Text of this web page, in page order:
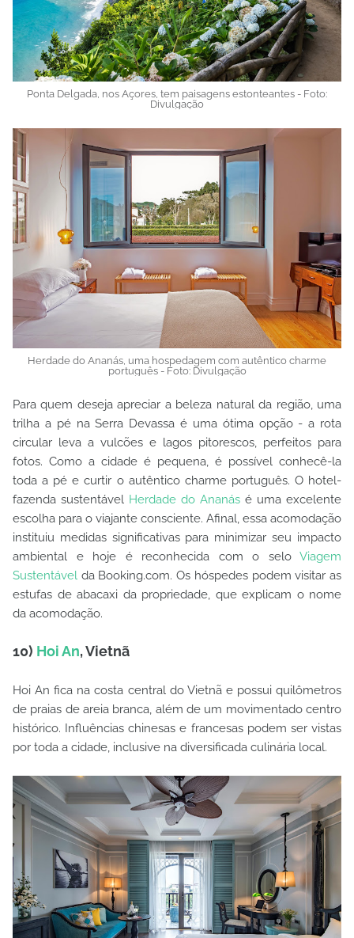
Ponta Delgada, nos Açores, tem paisagens estonteantes - Foto:
Divulgação
Herdade do Ananás, uma hospedagem com autêntico charme
português - Foto: Divulgação
Para quem deseja apreciar a beleza natural da região, uma
trilha a pé na Serra Devassa é uma ótima opção - a rota
circular leva a vulcões e lagos pitorescos, perfeitos para
fotos. Como a cidade é pequena, é possível conhecê-la
toda a pé e curtir o autêntico charme português. O hotel-
fazenda sustentável Herdade do Ananás é uma excelente
escolha para o viajante consciente. Afinal, essa acomodação
instituiu medidas significativas para minimizar seu impacto
ambiental e hoje é reconhecida com o selo Viagem
Sustentável da Booking.com. Os hóspedes podem visitar as
estufas de abacaxi da propriedade, que explicam o nome
da acomodação.
10) Hoi An, Vietnã
Hoi An fica na costa central do Vietnã e possui quilômetros
de praias de areia branca, além de um movimentado centro
histórico. Influências chinesas e francesas podem ser vistas
por toda a cidade, inclusive na diversificada culinária local.